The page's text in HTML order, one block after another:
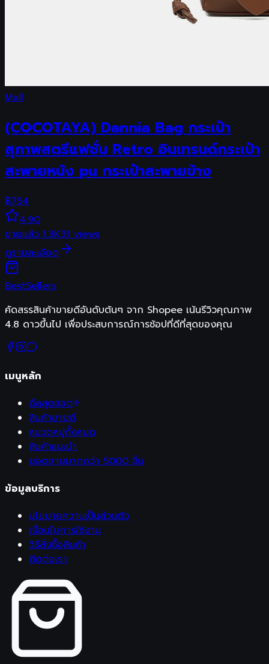
Mall
(COCOTAYA) Dannia Bag กระเป๋า
สุภาพสตรีแฟชั่น Retro อินเทรนด์กระเป๋า
สะพายหนัง pu กระเป๋าสะพายข้าง
฿754
4.90
ขายแล้ว 1.3K31 views
ดูรายละเอียด
BestSellers
คัดสรรสินค้าขายดีอันดับต้นๆ จาก Shopee เน้นรีวิวคุณภาพ
4.8 ดาวขึ้นไป เพื่อประสบการณ์การช้อปที่ดีที่สุดของคุณ
เมนูหลัก
ดีลสุดฮอต
สินค้าขายดี
หมวดหมู่ทั้งหมด
สินค้าแนะนำ
ยอดขายมากกว่า 5000 ชิ้น
ข้อมูลบริการ
นโยบายความเป็นส่วนตัว
เงื่อนไขการใช้งาน
วิธีสั่งซื้อสินค้า
ติดต่อเรา